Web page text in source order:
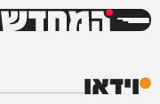
המחדש
וידאו